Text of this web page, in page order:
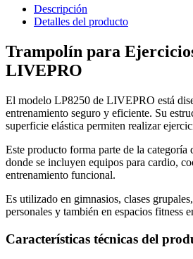
Descripción
Detalles del producto
Trampolín para
LIVEPRO
El modelo LP8250 de LIVEPRO está
entrenamiento seguro y eficiente. Su
superficie elástica permiten realizar
Este producto forma parte de la categoría
donde se incluyen equipos para cardio,
entrenamiento funcional.
Es utilizado en gimnasios, clases
personales y también en espacios fitness
Características técnicas del